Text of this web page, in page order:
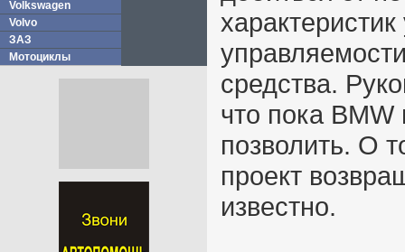
Volkswagen
Volvo
ЗАЗ
Мотоциклы
средства.
что пока BMW
позволить. О
проект
известно.